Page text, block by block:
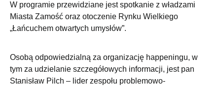
W programie przewidziane jest spotkanie z władzami
Miasta Zamość oraz otoczenie Rynku Wielkiego
„Łańcuchem otwartych umysłów”.
Osobą odpowiedzialną za organizację happeningu, w
tym za udzielanie szczegółowych informacji, jest pan
Stanisław Pilch – lider zespołu problemowo-